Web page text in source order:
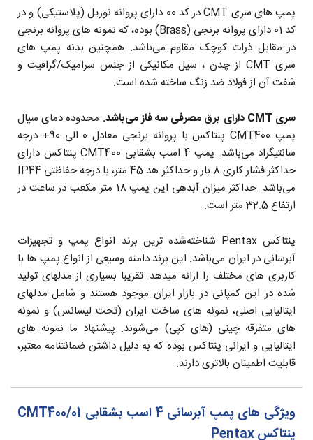
پمپ های سری CMT در کد 00 دارای پروانه نوریل (پلاستیکی) و در
کد 01 دارای پروانه برنجی (Brass) بوده، که نمونه های پروانه برنجی
در مقابل ذرات کوچک مقاوم می‌باشد. همچنین بدنه پمپ های
سری CMT از چدن ، سیل مکانیکی از جنس سرامیک/گرافیت و
شفت آن از فولاد ضد زنگ ساخته شده است.
سری CMT دارای برق مصرفی سه فاز می‌باشد.
محدوده دمای سیال
پمپ CMT400 پنتاکس با پروانه برنجی معادل 0 الی 90+ درجه
سانتیگراد می‌باشد. پمپ 4 اسب بشقابی CMT400 پنتاکس دارای
حداکثر فشار کاری 8 بار و حداکثر هد 45 متر، با درجه حفاظتی IP44
می‌باشد. حداکثر میزان آبدهی این پمپ 18 متر مکعب در ساعت در
ارتفاع 32.5 متر است.
پنتاکس Pentax شناخته‌شده‌ ترین برند انواع پمپ و تجهیزات
آبرسانی در ایران می‌باشد. این برند دامنه وسیعی از انواع پمپ ها با
کاربری های مختلف را ارائه میدهد. تقریبا بسیاری از مدلهای تولید
شده در این کمپانی در بازار ایران موجود هستند و شامل مدلهای
ایتالیایی اصلی، نمونه های ساخت ایران (تحت لیسانس) و نمونه
های متفرقه چینی (های کپی) می‌شوند. پیشنهاد ما نمونه های
ایتالیایی و ایرانی پنتاکس بوده که به دلیل داشتن ضمانتنامه معتبر،
قابلیت اطمینان بالاتری دارند.
ویژگی های پمپ آبرسانی 4 اسب بشقابی CMT400/01
پنتاکس Pentax